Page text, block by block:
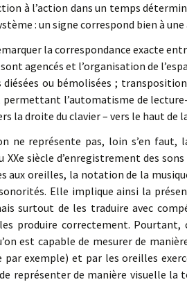
à l’action dans un temps
: un signe correspond bien à
la correspondance exacte
agencés et l’organisation de
ou bémolisées ;
l’automatisme de
la droite du clavier – vers le haut de
ne représente pas, loin s’en
XXe siècle d’enregistrement des
aux oreilles, la notation de la
Elle implique ainsi la
surtout de les traduire avec
produire correctement.
est capable de mesurer de
par exemple) et par les oreilles
de représenter de manière visuelle